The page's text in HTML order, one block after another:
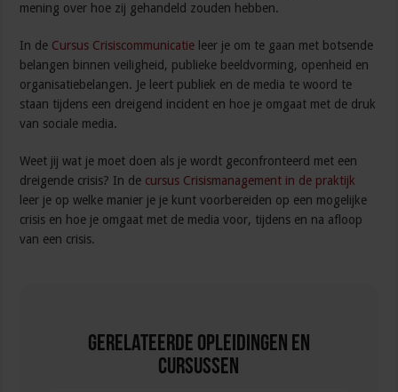
mening over hoe zij gehandeld zouden hebben.
In de Cursus Crisiscommunicatie leer je om te gaan met botsende
belangen binnen veiligheid, publieke beeldvorming, openheid en
organisatiebelangen. Je leert publiek en de media te woord te
staan tijdens een dreigend incident en hoe je omgaat met de druk
van sociale media.
Weet jij wat je moet doen als je wordt geconfronteerd met een
dreigende crisis? In de cursus Crisismanagement in de praktijk
leer je op welke manier je je kunt voorbereiden op een mogelijke
crisis en hoe je omgaat met de media voor, tijdens en na afloop
van een crisis.
Gerelateerde Opleidingen en
Cursussen